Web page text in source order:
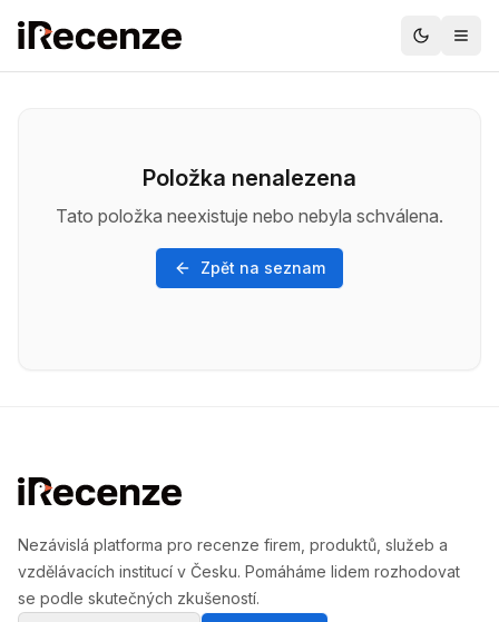
Položka nenalezena
Tato položka neexistuje nebo nebyla schválena.
Zpět na seznam
Nezávislá platforma pro recenze firem, produktů, služeb a
vzdělávacích institucí v Česku. Pomáháme lidem rozhodovat
se podle skutečných zkušeností.